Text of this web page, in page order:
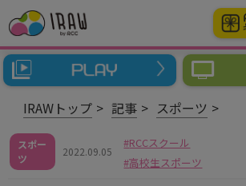
IRAWトップ 記事 スポーツ
スポー
ツ
2022.09.05
RCCスクール
高校生スポーツ